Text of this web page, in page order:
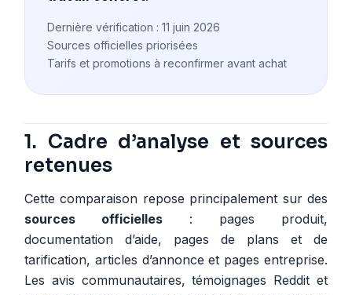
Dernière vérification : 11 juin 2026
Sources officielles priorisées
Tarifs et promotions à reconfirmer avant achat
1. Cadre d’analyse et sources
retenues
Cette comparaison repose principalement sur des
sources officielles : pages produit,
documentation d’aide, pages de plans et de
tarification, articles d’annonce et pages entreprise.
Les avis communautaires, témoignages Reddit et